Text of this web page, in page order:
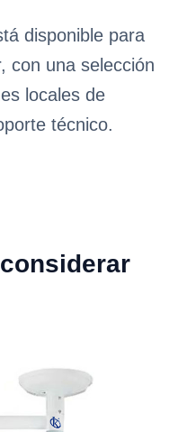
disponible para
con una selección
locales de
técnico.